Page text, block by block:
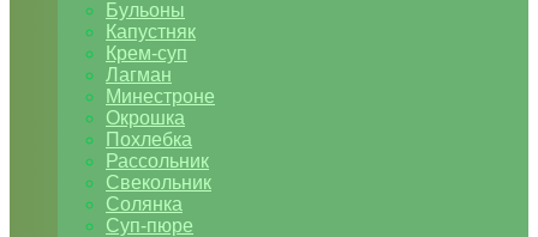
Бульоны
Капустняк
Крем-суп
Лагман
Минестроне
Окрошка
Похлебка
Рассольник
Свекольник
Солянка
Суп-пюре